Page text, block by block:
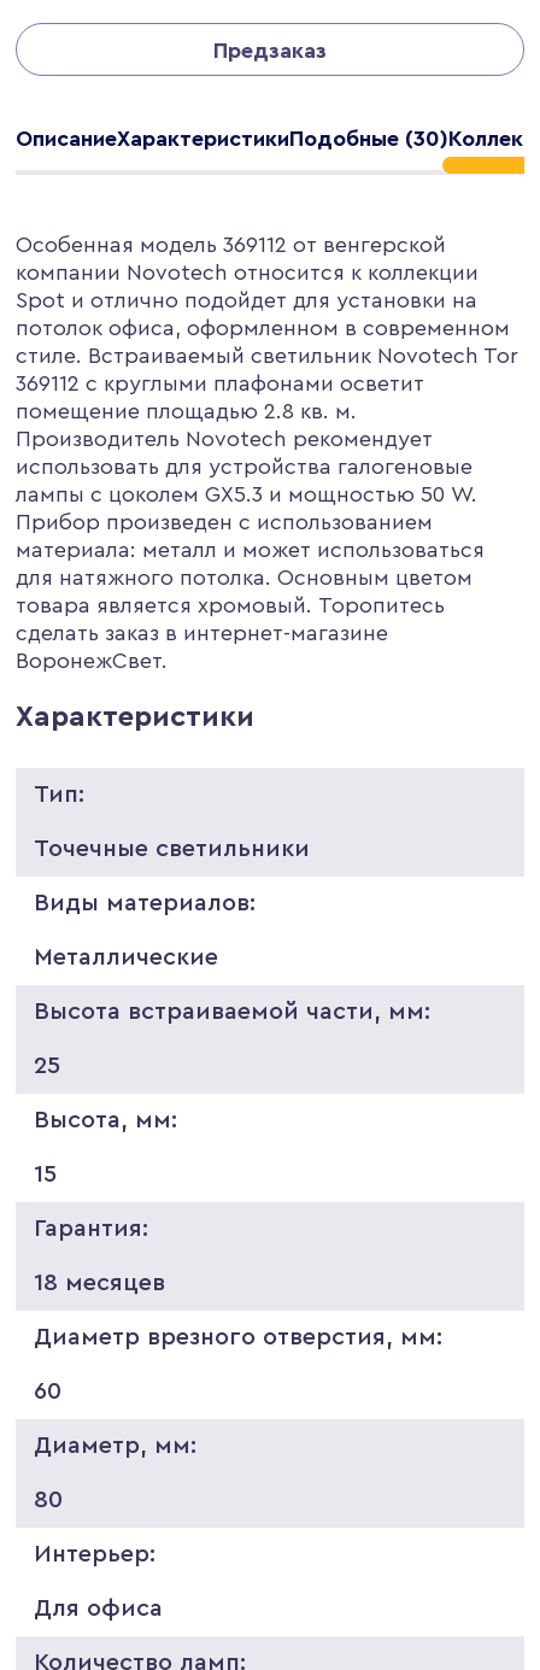
Предзаказ
ОписаниеХарактеристикиПодобные (30)
Особенная модель 369112 от венгерской
компании Novotech относится к коллекции
Spot и отлично подойдет для установки на
потолок офиса, оформленном в современном
стиле. Встраиваемый светильник Novotech Tor
369112 с круглыми плафонами осветит
помещение площадью 2.8 кв. м.
Производитель Novotech рекомендует
использовать для устройства галогеновые
лампы с цоколем GX5.3 и мощностью 50 W.
Прибор произведен с использованием
материала: металл и может использоваться
для натяжного потолка. Основным цветом
товара является хромовый. Торопитесь
сделать заказ в интернет-магазине
ВоронежСвет.
Характеристики
Тип:
Точечные светильники
Виды материалов:
Металлические
Высота встраиваемой части, мм:
25
Высота, мм:
15
Гарантия:
18 месяцев
Диаметр врезного отверстия, мм:
60
Диаметр, мм:
80
Интерьер:
Для офиса
Количество ламп: